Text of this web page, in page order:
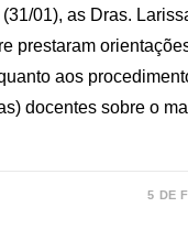
01), as Dras.
prestaram
aos
docentes sobre o
5 DE